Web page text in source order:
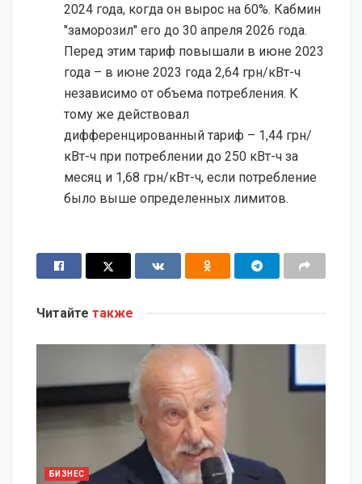
2024 года, когда он вырос на 60%. Кабмин
"заморозил" его до 30 апреля 2026 года.
Перед этим тариф повышали в июне 2023
года – в июне 2023 года 2,64 грн/кВт-ч
независимо от объема потребления. К
тому же действовал
дифференцированный тариф – 1,44 грн/
кВт-ч при потреблении до 250 кВт-ч за
месяц и 1,68 грн/кВт-ч, если потребление
было выше определенных лимитов.
Читайте также
БИЗНЕС